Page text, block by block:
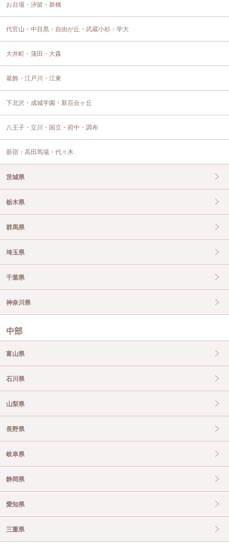
お台場・汐留・新橋
代官山・中目黒・自由が丘・武蔵小杉・学大
大井町・蒲田・大森
葛飾・江戸川・江東
下北沢・成城学園・新百合ヶ丘
八王子・立川・国立・府中・調布
新宿・高田馬場・代々木
茨城県
栃木県
群馬県
埼玉県
千葉県
神奈川県
中部
富山県
石川県
山梨県
長野県
岐阜県
静岡県
愛知県
三重県